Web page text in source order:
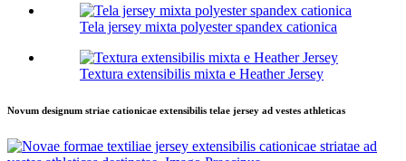
Tela jersey mixta polyester spandex cationica
Textura extensibilis mixta e Heather Jersey
Novum designum striae cationicae extensibilis telae jersey ad vestes athleticas